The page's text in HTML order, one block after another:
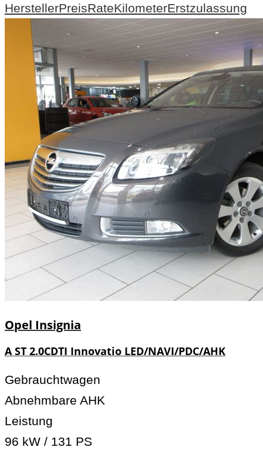
HerstellerPreisRateKilometerErstzulassung
Opel Insignia
A ST 2.0CDTI Innovatio LED/NAVI/PDC/AHK
Gebrauchtwagen
Abnehmbare AHK
Leistung
96 kW / 131 PS